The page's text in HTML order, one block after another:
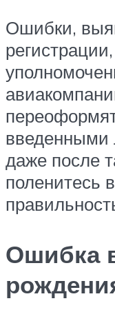
Ошибки,
даже после
поленитесь
Ошибка